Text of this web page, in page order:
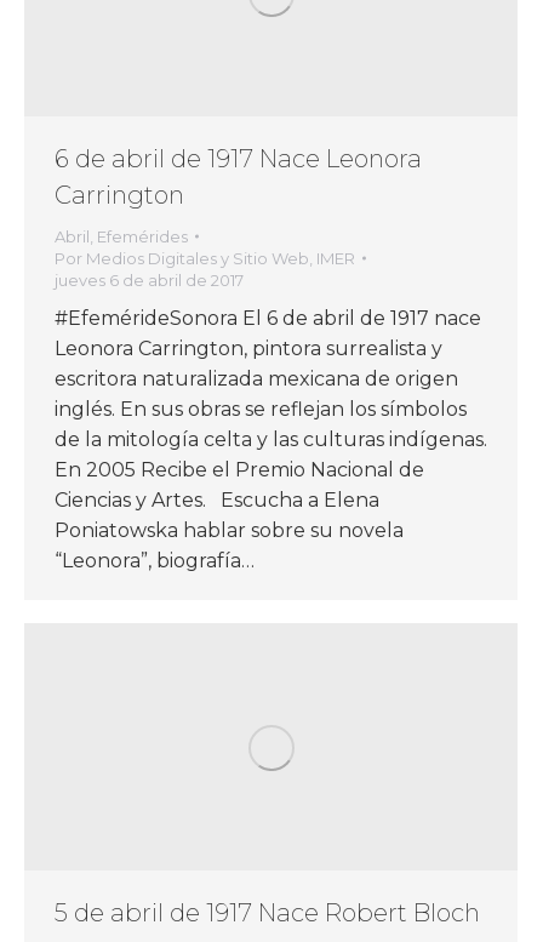
6 de abril de 1917 Nace Leonora
Carrington
Abril Efemérides
Por Medios Digitales y Sitio Web, IMER
jueves 6 de abril de 2017
#EfemérideSonora El 6 de abril de 1917 nace
Leonora Carrington, pintora surrealista y
escritora naturalizada mexicana de origen
inglés. En sus obras se reflejan los símbolos
de la mitología celta y las culturas indígenas.
En 2005 Recibe el Premio Nacional de
Ciencias y Artes. Escucha a Elena
Poniatowska hablar sobre su novela
“Leonora”, biografía…
5 de abril de 1917 Nace Robert Bloch